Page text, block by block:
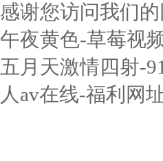
感谢您访问我们
午夜黄色-草莓视
五月天激情四射-
人av在线-福利网